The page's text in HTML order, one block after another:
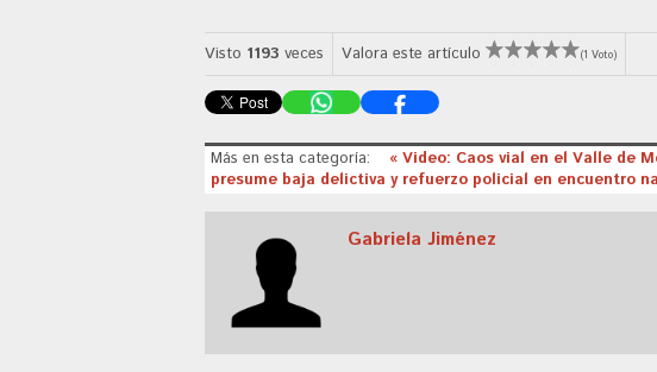
Visto 1193 veces Valora este artículo (1 Voto)
Más en esta categoría: « Video: Caos vial en el Valle de
presume baja delictiva y refuerzo policial en encuentro
Gabriela Jiménez